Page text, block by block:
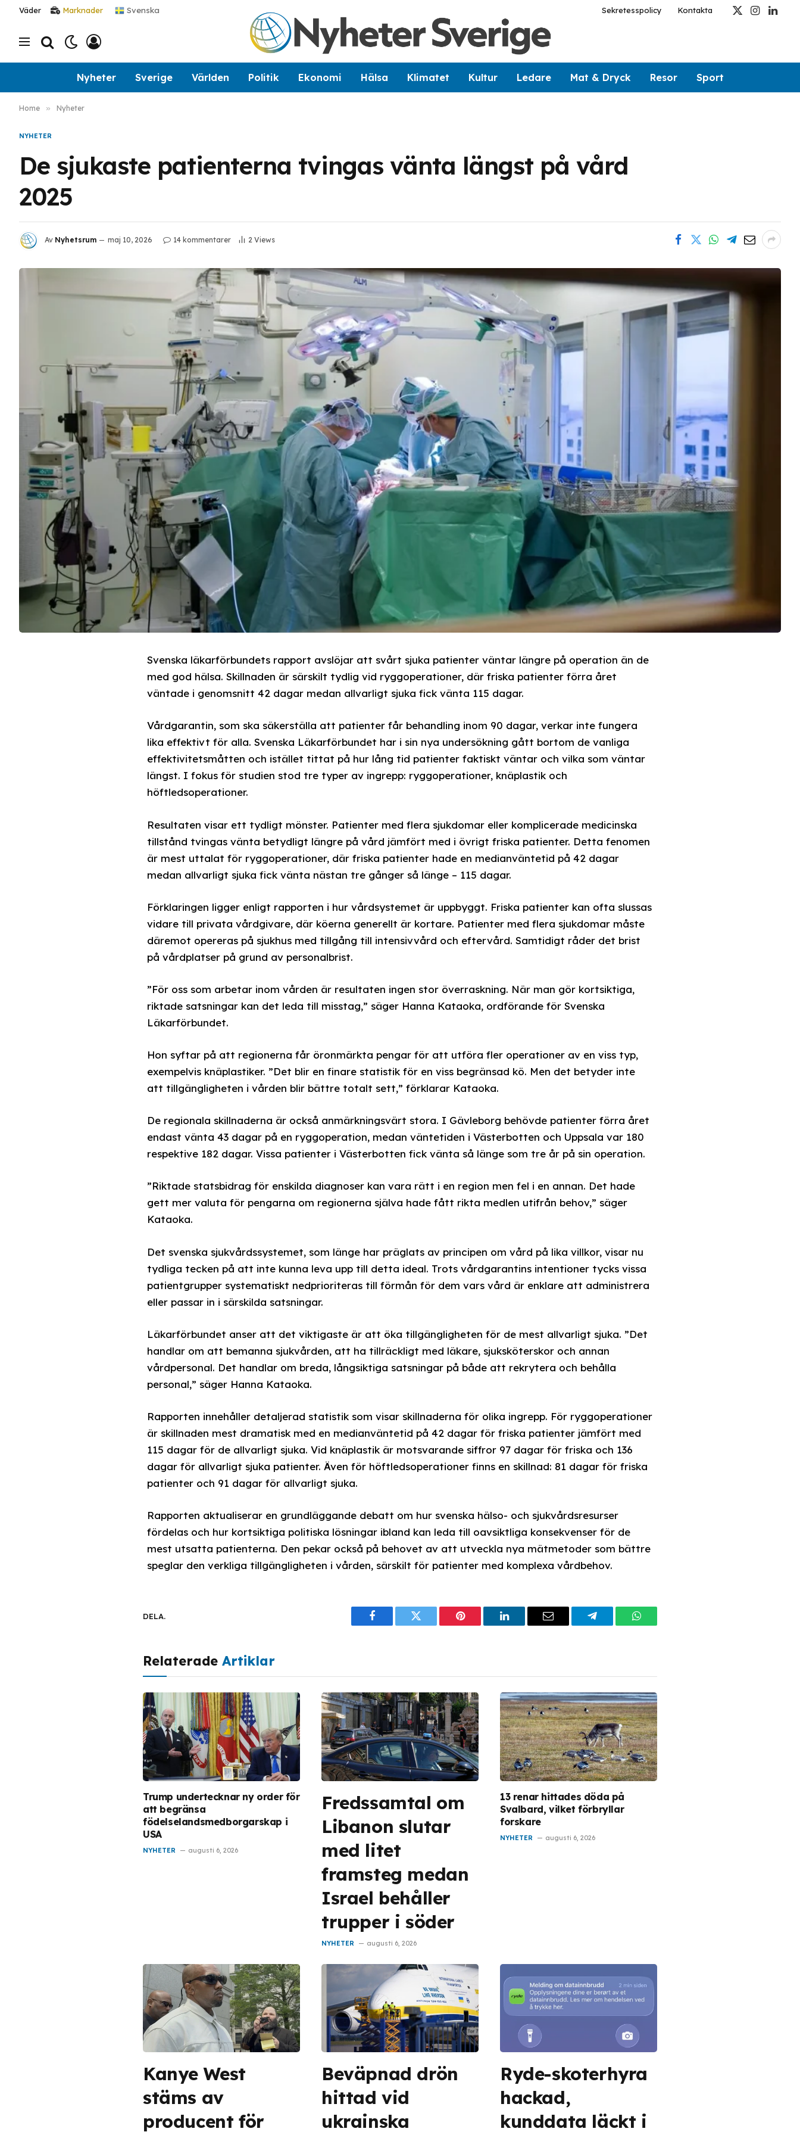
Väder Marknader Svenska Sekretesspolicy Kontakta
X
Instagram
Nyheter Sverige Världen Politik Ekonomi Hälsa Klimatet Kultur Ledare Mat & Dryck Resor Sport
Home » Nyheter
NYHETER
De sjukaste patienterna tvingas vänta längst på vård
2025
Av Nyhetsrum maj 10, 2026 14 kommentarer 2 Views
Svenska läkarförbundets rapport avslöjar att svårt sjuka patienter väntar längre på operation än de
med god hälsa. Skillnaden är särskilt tydlig vid ryggoperationer, där friska patienter förra året
väntade i genomsnitt 42 dagar medan allvarligt sjuka fick vänta 115 dagar.
Vårdgarantin, som ska säkerställa att patienter får behandling inom 90 dagar, verkar inte fungera
lika effektivt för alla. Svenska Läkarförbundet har i sin nya undersökning gått bortom de vanliga
effektivitetsmåtten och istället tittat på hur lång tid patienter faktiskt väntar och vilka som väntar
längst. I fokus för studien stod tre typer av ingrepp: ryggoperationer, knäplastik och
höftledsoperationer.
Resultaten visar ett tydligt mönster. Patienter med flera sjukdomar eller komplicerade medicinska
tillstånd tvingas vänta betydligt längre på vård jämfört med i övrigt friska patienter. Detta fenomen
är mest uttalat för ryggoperationer, där friska patienter hade en medianväntetid på 42 dagar
medan allvarligt sjuka fick vänta nästan tre gånger så länge – 115 dagar.
Förklaringen ligger enligt rapporten i hur vårdsystemet är uppbyggt. Friska patienter kan ofta slussas
vidare till privata vårdgivare, där köerna generellt är kortare. Patienter med flera sjukdomar måste
däremot opereras på sjukhus med tillgång till intensivvård och eftervård. Samtidigt råder det brist
på vårdplatser på grund av personalbrist.
”För oss som arbetar inom vården är resultaten ingen stor överraskning. När man gör kortsiktiga,
riktade satsningar kan det leda till misstag,” säger Hanna Kataoka, ordförande för Svenska
Läkarförbundet.
Hon syftar på att regionerna får öronmärkta pengar för att utföra fler operationer av en viss typ,
exempelvis knäplastiker. ”Det blir en finare statistik för en viss begränsad kö. Men det betyder inte
att tillgängligheten i vården blir bättre totalt sett,” förklarar Kataoka.
De regionala skillnaderna är också anmärkningsvärt stora. I Gävleborg behövde patienter förra året
endast vänta 43 dagar på en ryggoperation, medan väntetiden i Västerbotten och Uppsala var 180
respektive 182 dagar. Vissa patienter i Västerbotten fick vänta så länge som tre år på sin operation.
”Riktade statsbidrag för enskilda diagnoser kan vara rätt i en region men fel i en annan. Det hade
gett mer valuta för pengarna om regionerna själva hade fått rikta medlen utifrån behov,” säger
Kataoka.
Det svenska sjukvårdssystemet, som länge har präglats av principen om vård på lika villkor, visar nu
tydliga tecken på att inte kunna leva upp till detta ideal. Trots vårdgarantins intentioner tycks vissa
patientgrupper systematiskt nedprioriteras till förmån för dem vars vård är enklare att administrera
eller passar in i särskilda satsningar.
Läkarförbundet anser att det viktigaste är att öka tillgängligheten för de mest allvarligt sjuka. ”Det
handlar om att bemanna sjukvården, att ha tillräckligt med läkare, sjuksköterskor och annan
vårdpersonal. Det handlar om breda, långsiktiga satsningar på både att rekrytera och behålla
personal,” säger Hanna Kataoka.
Rapporten innehåller detaljerad statistik som visar skillnaderna för olika ingrepp. För ryggoperationer
är skillnaden mest dramatisk med en medianväntetid på 42 dagar för friska patienter jämfört med
115 dagar för de allvarligt sjuka. Vid knäplastik är motsvarande siffror 97 dagar för friska och 136
dagar för allvarligt sjuka patienter. Även för höftledsoperationer finns en skillnad: 81 dagar för friska
patienter och 91 dagar för allvarligt sjuka.
Rapporten aktualiserar en grundläggande debatt om hur svenska hälso- och sjukvårdsresurser
fördelas och hur kortsiktiga politiska lösningar ibland kan leda till oavsiktliga konsekvenser för de
mest utsatta patienterna. Den pekar också på behovet av att utveckla nya mätmetoder som bättre
speglar den verkliga tillgängligheten i vården, särskilt för patienter med komplexa vårdbehov.
DELA.
FacebookTwitter PinterestLinkedInEmail TelegramWhatsApp
Relaterade Artiklar
Trump undertecknar ny order för
att begränsa
födelselandsmedborgarskap i
USA
NYHETER augusti 6, 2026
Fredssamtal om
Libanon slutar
med litet
framsteg medan
Israel behåller
trupper i söder
NYHETER augusti 6, 2026
13 renar hittades döda på
Svalbard, vilket förbryllar
forskare
NYHETER augusti 6, 2026
Kanye West
stäms av
producent för
Beväpnad drön
hittad vid
ukrainska
Ryde-skoterhyra
hackad,
kunddata läckt i